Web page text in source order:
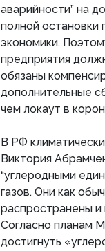
аварийности” на
полной
экономики.
предприятия
обязаны
дополнительные
чем локаут в
В РФ
Виктория
“углеродными
газов. Они как
распространены и
Согласно планам
достигнуть